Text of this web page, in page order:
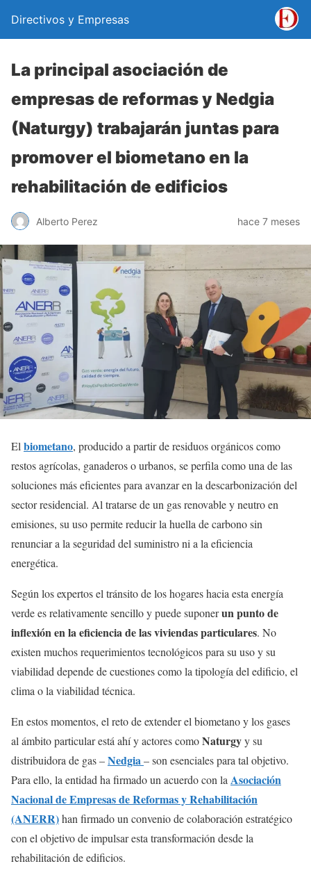
Directivos y Empresas
La principal asociación de
empresas de reformas y Nedgia
(Naturgy) trabajarán juntas para
promover el biometano en la
rehabilitación de edificios
Alberto Perez hace 7 meses
El biometano, producido a partir de residuos orgánicos como
restos agrícolas, ganaderos o urbanos, se perfila como una de las
soluciones más eficientes para avanzar en la descarbonización del
sector residencial. Al tratarse de un gas renovable y neutro en
emisiones, su uso permite reducir la huella de carbono sin
renunciar a la seguridad del suministro ni a la eficiencia
energética.
Según los expertos el tránsito de los hogares hacia esta energía
verde es relativamente sencillo y puede suponerun punto de
inflexión en la eficiencia de las viviendas particulares. No
existen muchos requerimientos tecnológicos para su uso y su
viabilidad depende de cuestiones como la tipología del edificio, el
clima o la viabilidad técnica.
En estos momentos, el reto de extender el biometano y los gases
al ámbito particular está ahí y actores comoNaturgyy su
distribuidora de gas –Nedgia – son esenciales para tal objetivo.
Para ello, la entidad ha firmado un acuerdo con la Asociación
Nacional de Empresas de Reformas y Rehabilitación
(ANERR)han firmado un convenio de colaboración estratégico
con el objetivo de impulsar esta transformación desde la
rehabilitación de edificios.